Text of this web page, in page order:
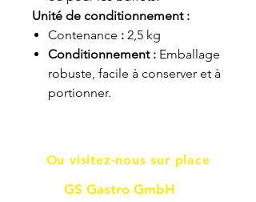
Unité de conditionnement :
Contenance : 2,5 kg
Conditionnement : Emballage
robuste, facile à conserver et à
portionner.
Ou visitez-nous sur place
GS Gastro GmbH